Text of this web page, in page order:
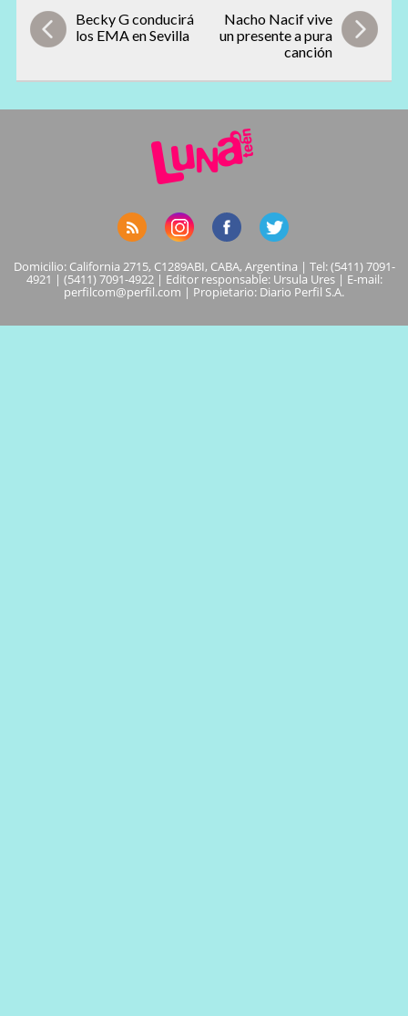
Becky G conducirá
los EMA en Sevilla
Nacho Nacif vive
un presente a pura
canción
Domicilio: California 2715, C1289ABI, CABA, Argentina | Tel: (5411) 7091-
4921 | (5411) 7091-4922 | Editor responsable: Ursula Ures | E-mail:
perfilcom@perfil.com | Propietario: Diario Perfil S.A.